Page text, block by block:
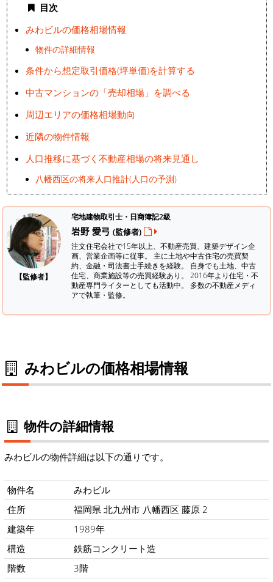
目次
みわビルの価格相場情報
物件の詳細情報
条件から想定取引価格(坪単価)を計算する
中古マンションの「売却相場」を調べる
周辺エリアの価格相場動向
近隣の物件情報
人口推移に基づく不動産相場の将来見通し
八幡西区の将来人口推計(人口の予測)
【監修者】
宅地建物取引士・日商簿記2級
岩野 愛弓 (監修者)
注文住宅会社で15年以上、不動産売買、建築デザイン企
画、営業企画等に従事。 主に土地や中古住宅の売買契
約、金融・司法書士手続きを経験。 自身でも土地、中古
住宅、商業施設等の売買経験あり。 2016年より住宅・不
動産専門ライターとしても活動中。 多数の不動産メディ
アで執筆・監修。
みわビルの価格相場情報
物件の詳細情報
みわビルの物件詳細は以下の通りです。
物件名
みわビル
住所
福岡県 北九州市 八幡西区 藤原 2
建築年
1989年
構造
鉄筋コンクリート造
階数
3階